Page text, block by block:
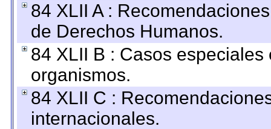
84 XLII A :
de Derechos Humanos.
84 XLII B : Casos
organismos.
84 XLII C :
internacionales.